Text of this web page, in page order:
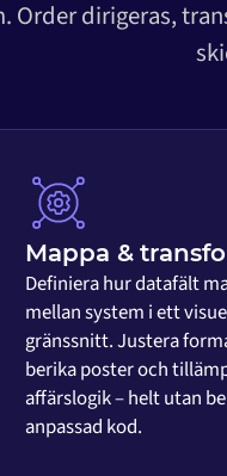
Order dirigeras,
Mappa &
Definiera hur datafält
mellan system i ett
gränssnitt. Justera
berika poster och
affärslogik – helt utan
anpassad kod.